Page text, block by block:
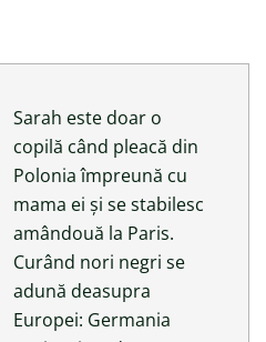
Sarah este doar o
copilă când pleacă din
Polonia împreună cu
mama ei și se stabilesc
amândouă la Paris.
Curând nori negri se
adună deasupra
Europei: Germania